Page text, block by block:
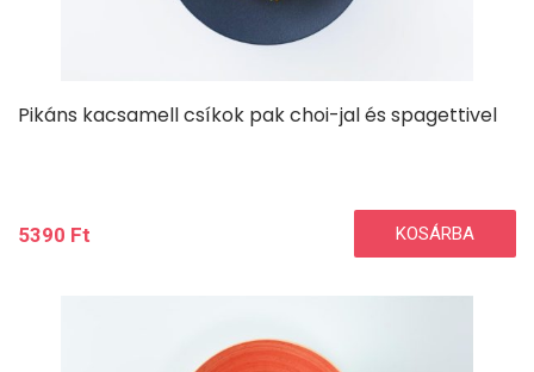
Pikáns kacsamell csíkok pak choi-jal és spagettivel
5390 Ft KOSÁRBA